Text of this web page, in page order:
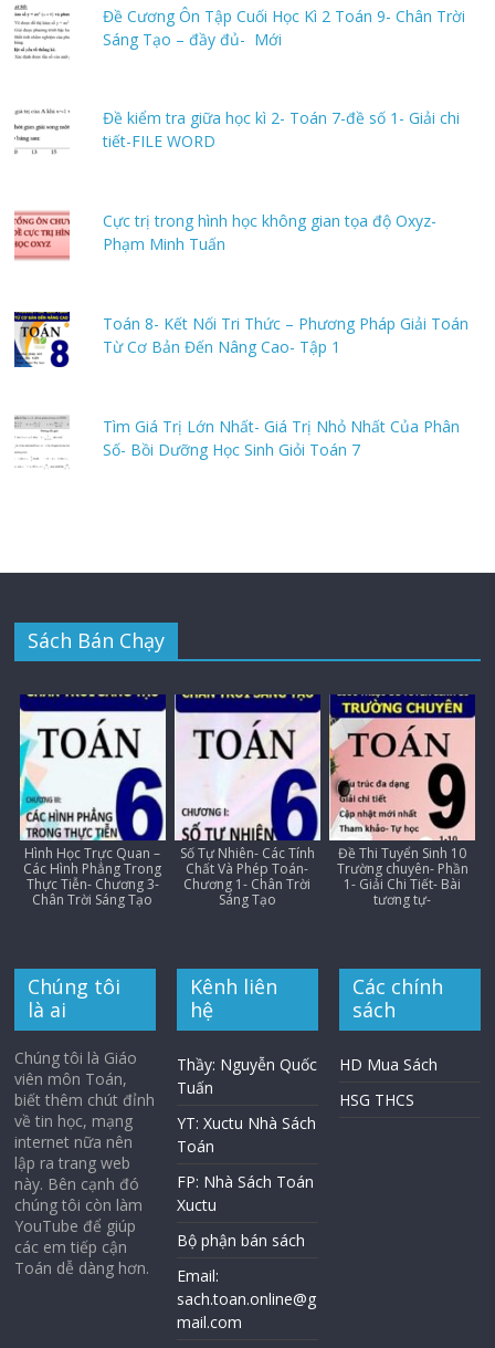
Đề Cương Ôn Tập Cuối Học Kì 2 Toán 9- Chân Trời
Sáng Tạo – đầy đủ- Mới
Đề kiểm tra giữa học kì 2- Toán 7-đề số 1- Giải chi
tiết-FILE WORD
Cực trị trong hình học không gian tọa độ Oxyz-
Phạm Minh Tuấn
Toán 8- Kết Nối Tri Thức – Phương Pháp Giải Toán
Từ Cơ Bản Đến Nâng Cao- Tập 1
Tìm Giá Trị Lớn Nhất- Giá Trị Nhỏ Nhất Của Phân
Số- Bồi Dưỡng Học Sinh Giỏi Toán 7
Sách Bán Chạy
Hình Học Trực Quan –
Các Hình Phẳng Trong
Thực Tiễn- Chương 3-
Chân Trời Sáng Tạo
Số Tự Nhiên- Các Tính
Chất Và Phép Toán-
Chương 1- Chân Trời
Sáng Tạo
Đề Thi Tuyển Sinh 10
Trường chuyên- Phần
1- Giải Chi Tiết- Bài
tương tự-
Chúng tôi
là ai
Chúng tôi là Giáo
viên môn Toán,
biết thêm chút đỉnh
về tin học, mạng
internet nữa nên
lập ra trang web
này. Bên cạnh đó
chúng tôi còn làm
YouTube để giúp
các em tiếp cận
Toán dễ dàng hơn.
Kênh liên
hệ
Thầy: Nguyễn Quốc
Tuấn
YT: Xuctu Nhà Sách
Toán
FP: Nhà Sách Toán
Xuctu
Bộ phận bán sách
Email:
sach.toan.online@g
mail.com
Các chính
sách
HD Mua Sách
HSG THCS